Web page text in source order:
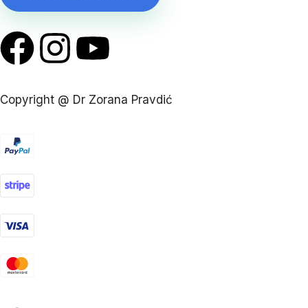
psihosomatske medicine i psihosomatske psihoterapije,
spec. seksualne medicine i bračnog savetovanja,
pomažem pacijentima da prevaziđu različite životne i
baziram svoj privatni i poslovni život su empatija,
intuicija, sloboda, lojalnost i zahvalnost.
Program “Samopouzdani u odnosu” sam kreirala
slušajući potrebe svojih pratilaca na društvenim
mrežama. Oni su se izjasnili da je tema partnerstva
Copyright @ Dr Zorana Pravdić